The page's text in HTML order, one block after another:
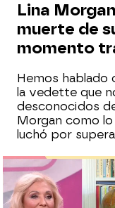
Lina
muerte de
momento
Hemos hablado
la vedette que
desconocidos
Morgan como
luchó por